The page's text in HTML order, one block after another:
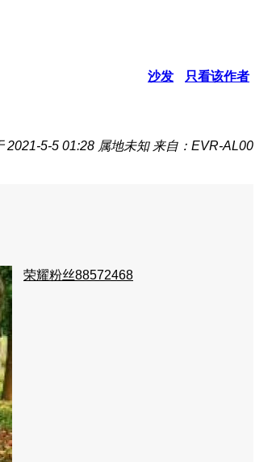
沙发 只看该作者
2021-5-5 01:28 属地未知 来自：EVR-AL00
荣耀粉丝88572468